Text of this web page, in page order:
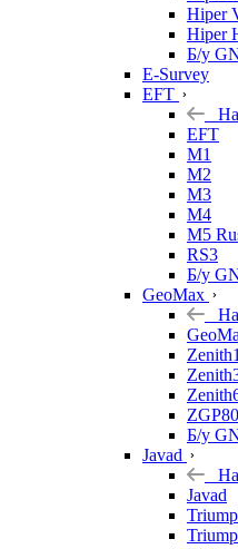
Hiper
Hiper
Б/у
E-Survey
EFT
EFT
M1
M2
M3
M4
M5
RS3
Б/у
GeoMax
Б/у
Javad
Javad